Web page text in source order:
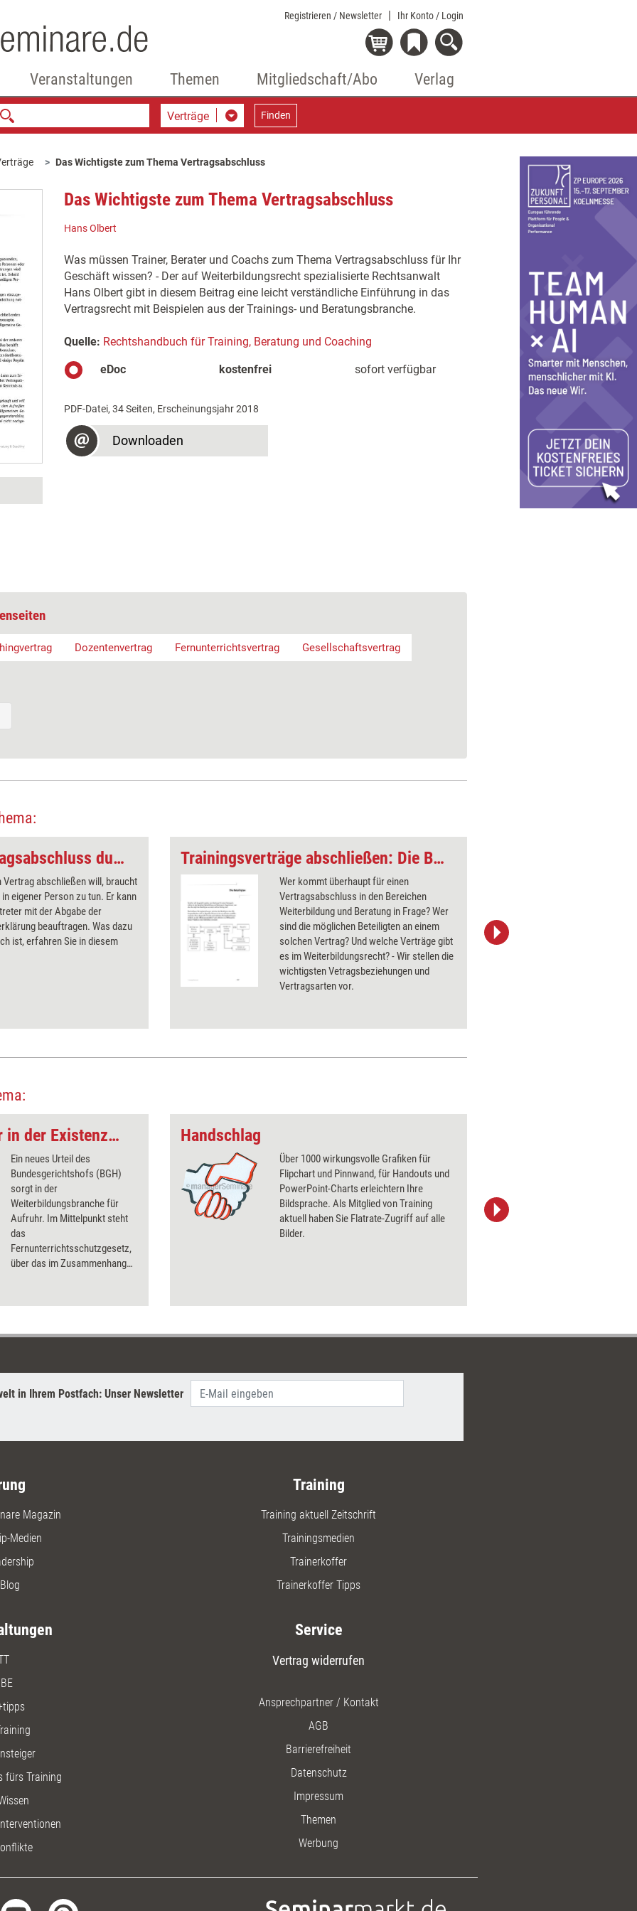
Registrieren / Newsletter Ihr Konto / Login
Veranstaltungen Themen Mitgliedschaft/Abo Verlag
Verträge Finden
Das Wichtigste zum Thema Vertragsabschluss
Das Wichtigste zum Thema Vertragsabschluss
Hans Olbert
Was müssen Trainer, Berater und Coachs zum Thema Vertragsabschluss für Ihr
Geschäft wissen? - Der auf Weiterbildungsrecht spezialisierte Rechtsanwalt
Hans Olbert gibt in diesem Beitrag eine leicht verständliche Einführung in das
Vertragsrecht mit Beispielen aus der Trainings- und Beratungsbranche.
Quelle: Rechtshandbuch für Training, Beratung und Coaching
eDoc kostenfrei sofort verfügbar
PDF-Datei, 34 Seiten, Erscheinungsjahr 2018
Downloaden
Dozentenvertrag Fernunterrichtsvertrag Gesellschaftsvertrag
Vertragsrecht: Vertragsabschluss durch Vertreter
Vertrag abschließen will, braucht
eigener Person zu tun. Er kann
mit der Abgabe der
beauftragen. Was dazu
ist, erfahren Sie in diesem
Trainingsverträge abschließen: Die Beteiligten und die Vertragsarten
Wer kommt überhaupt für einen
Vertragsabschluss in den Bereichen
Weiterbildung und Beratung in Frage? Wer
sind die möglichen Beteiligten an einem
solchen Vertrag? Und welche Verträge gibt
es im Weiterbildungsrecht? - Wir stellen die
wichtigsten Vetragsbeziehungen und
Vertragsarten vor.
Online-Weiterbildner in der Existenzkrise?
Ein neues Urteil des
Bundesgerichtshofs (BGH)
sorgt in der
Weiterbildungsbranche für
Aufruhr. Im Mittelpunkt steht
das
Fernunterrichtsschutzgesetz,
über das im Zusammenhang
wird. Zwar liefert das Urteil in
gleichzeitig bleiben einige –
Handschlag
Über 1000 wirkungsvolle Grafiken für
Flipchart und Pinnwand, für Handouts und
PowerPoint-Charts erleichtern Ihre
Bildsprache. Als Mitglied von Training
aktuell haben Sie Flatrate-Zugriff auf alle
Bilder.
in Ihrem Postfach: Unser Newsletter
Magazin
Medien
Training
Training aktuell Zeitschrift
Trainingsmedien
Trainerkoffer
Trainerkoffer Tipps
fürs Training
Service
Vertrag widerrufen
Ansprechpartner / Kontakt
AGB
Barrierefreiheit
Datenschutz
Impressum
Themen
Werbung